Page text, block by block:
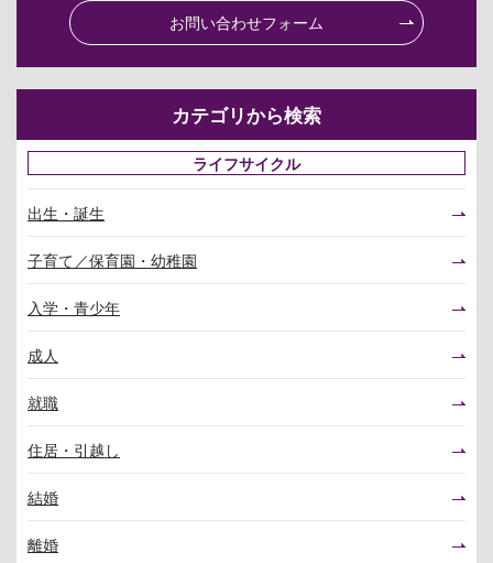
お問い合わせフォーム
カテゴリから検索
ライフサイクル
出生・誕生
子育て／保育園・幼稚園
入学・青少年
成人
就職
住居・引越し
結婚
離婚